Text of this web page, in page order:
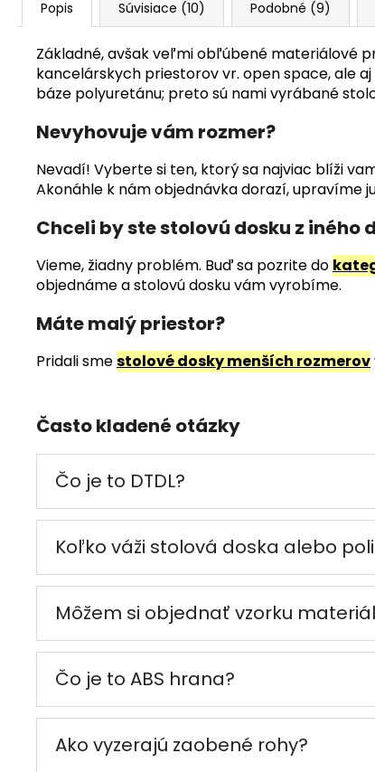
Popis Súvisiace (10) Podobné (9)
Základné, avšak veľmi obľúbené materiálové
kancelárskych priestorov vr. open space, ale
báze polyuretánu; preto sú nami vyrábané
Nevyhovuje vám rozmer?
Nevadí! Vyberte si ten, ktorý sa najviac blíži
Akonáhle k nám objednávka dorazí, upravíme
Chceli by ste stolovú dosku z iného
Vieme, žiadny problém. Buď sa pozrite do
objednáme a stolovú dosku vám vyrobíme.
Máte malý priestor?
Pridali smestolové dosky menších rozmerov
Často kladené otázky
Čo je to DTDL?
Koľko váži stolová doska alebo
Môžem si objednať vzorku
Čo je to ABS hrana?
Ako vyzerajú zaobené rohy?